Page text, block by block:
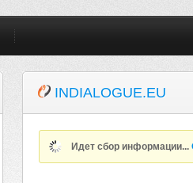
INDIALOGUE.EU
Идет сбор информации...